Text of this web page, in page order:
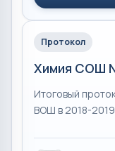
Протокол
Химия СОШ
Итоговый
ВОШ в 2018-2019